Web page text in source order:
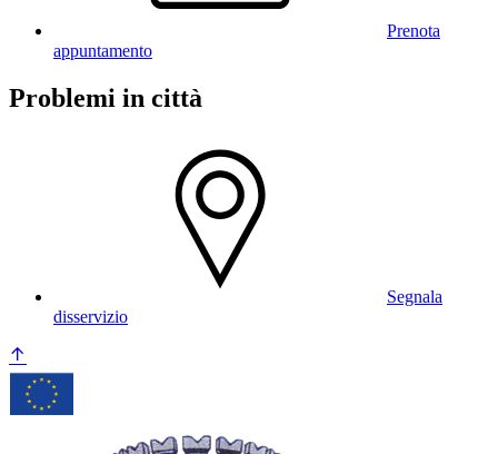
Prenota
appuntamento
Problemi in città
Segnala
disservizio